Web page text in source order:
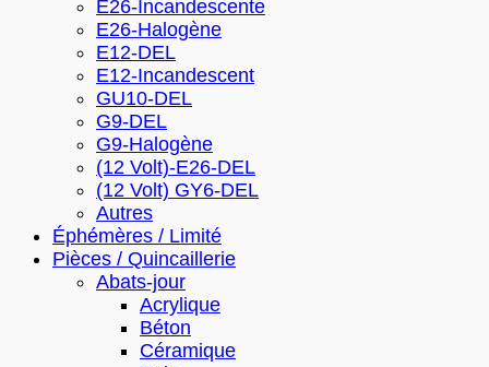
E26-Incandescente
E26-Halogène
E12-DEL
E12-Incandescent
GU10-DEL
G9-DEL
G9-Halogène
(12 Volt)-E26-DEL
(12 Volt) GY6-DEL
Autres
Éphémères / Limité
Pièces / Quincaillerie
Abats-jour
Acrylique
Béton
Céramique